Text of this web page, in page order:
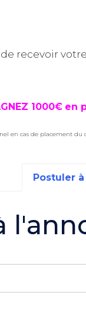
recevoir
1000€ en
en cas de placement
Postuler